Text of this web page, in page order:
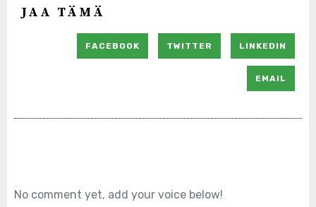
JAA TÄMÄ
FACEBOOK TWITTER LINKEDIN
EMAIL
No comment yet, add your voice below!